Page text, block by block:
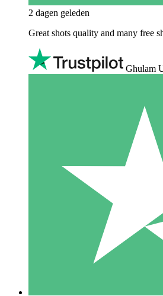
2 dagen geleden
Great shots quality and many free
Ghulam